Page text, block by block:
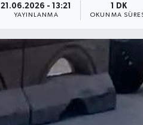
21.06.2026 - 13:21
YAYINLANMA
1 DK
OKUNMA